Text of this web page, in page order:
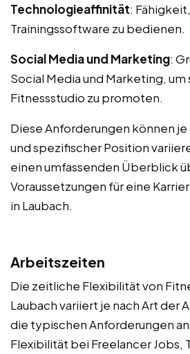
Technologieaffinität:
Trainingssoftware zu bedienen.
Social Media und Marketing:
Social Media und Marketing, um
Fitnessstudio zu promoten.
Diese Anforderungen können
und spezifischer Position
einen umfassenden Überblick
Voraussetzungen für eine
in Laubach.
Arbeitszeiten
Die zeitliche Flexibilität von
Laubach variiert je nach Art der
die typischen Anforderungen
Flexibilität bei Freelancer Jobs,